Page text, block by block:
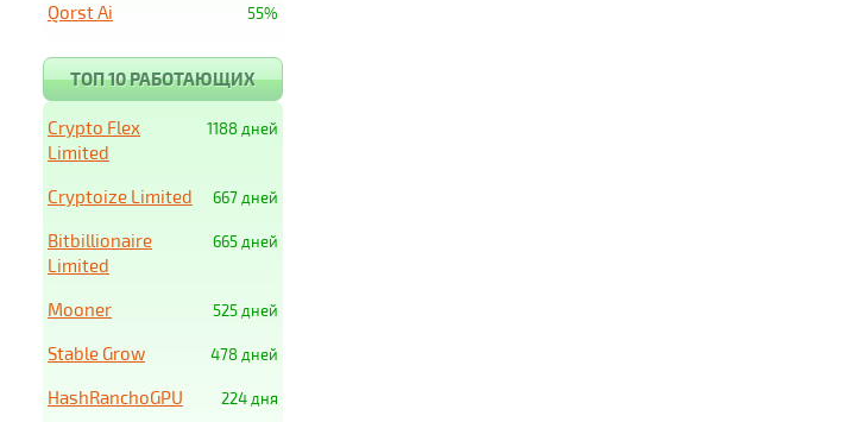
55%
Qorst Ai
ТОП 10 РАБОТАЮЩИХ
1188 дней
Crypto Flex
Limited
667 дней
Cryptoize Limited
665 дней
Bitbillionaire
Limited
525 дней
Mooner
478 дней
Stable Grow
224 дня
HashRanchoGPU